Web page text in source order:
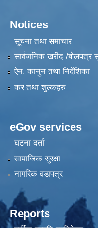
Notices
सूचना तथा समाचार
सार्वजनिक खरीद /बोलपत्र
ऐन, कानुन तथा निर्देशिका
कर तथा शुल्कहरु
eGov services
घटना दर्ता
सामाजिक सुरक्षा
नागरिक वडापत्र
Reports